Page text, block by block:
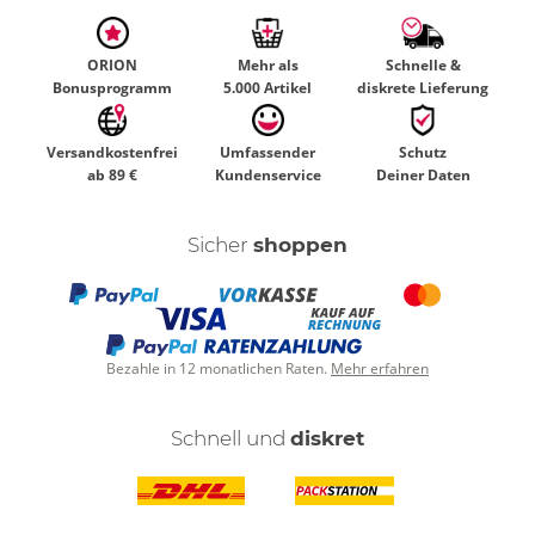
ORION
Bonusprogramm
Mehr als
5.000 Artikel
Schnelle &
diskrete Lieferung
Versandkostenfrei
ab 89 €
Umfassender
Kundenservice
Schutz
Deiner Daten
Sicher shoppen
Bezahle in 12 monatlichen Raten. Mehr erfahren
Schnell und diskret